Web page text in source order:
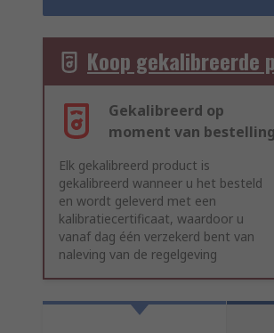
Koop gekalibreerde
Gekalibreerd op
moment van bestelling
Elk gekalibreerd product is
gekalibreerd wanneer u het besteld
en wordt geleverd met een
kalibratiecertificaat, waardoor u
vanaf dag één verzekerd bent van
naleving van de regelgeving